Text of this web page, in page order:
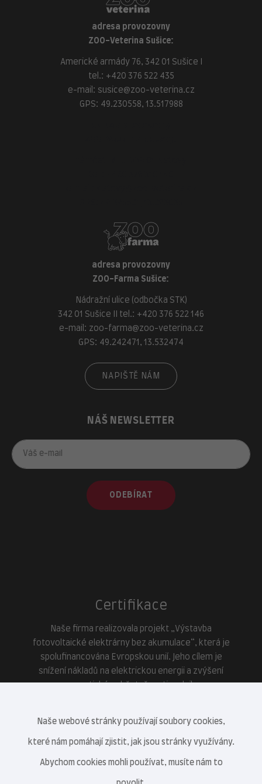
adresa provozovny
ZOO-Veterina Sušice:
Americké armády 76, 342 01 Sušice I
tel.: +420 376 522 435
e-mail: susice@zoo-veterina.cz
GPS: 49.230558, 13.517988
adresa provozovny
ZOO-Farma Sušice:
Nádražní ulice (odbočka STK)
342 01 Sušice II tel.: +420 376 522 146
e-mail: zoo-farma@zoo-veterina.cz
GPS: 49.242471, 13.532474
NAPIŠTĚ NÁM
NÁŠ NEWSLETTER
ODEBÍRAT
Certifikace
Naše firma realizovala projekt „Výstavba
fotovoltaické elektrárny bez akumulace“, která je
spolufinancována Evropskou unií. Jeho cílem je
snížení nákladů na elektrickou energii a zvýšení
Naše webové stránky používají soubory cookies,
které nám pomáhají zjistit, jak jsou stránky využívány.
Abychom cookies mohli používat, musíte nám to